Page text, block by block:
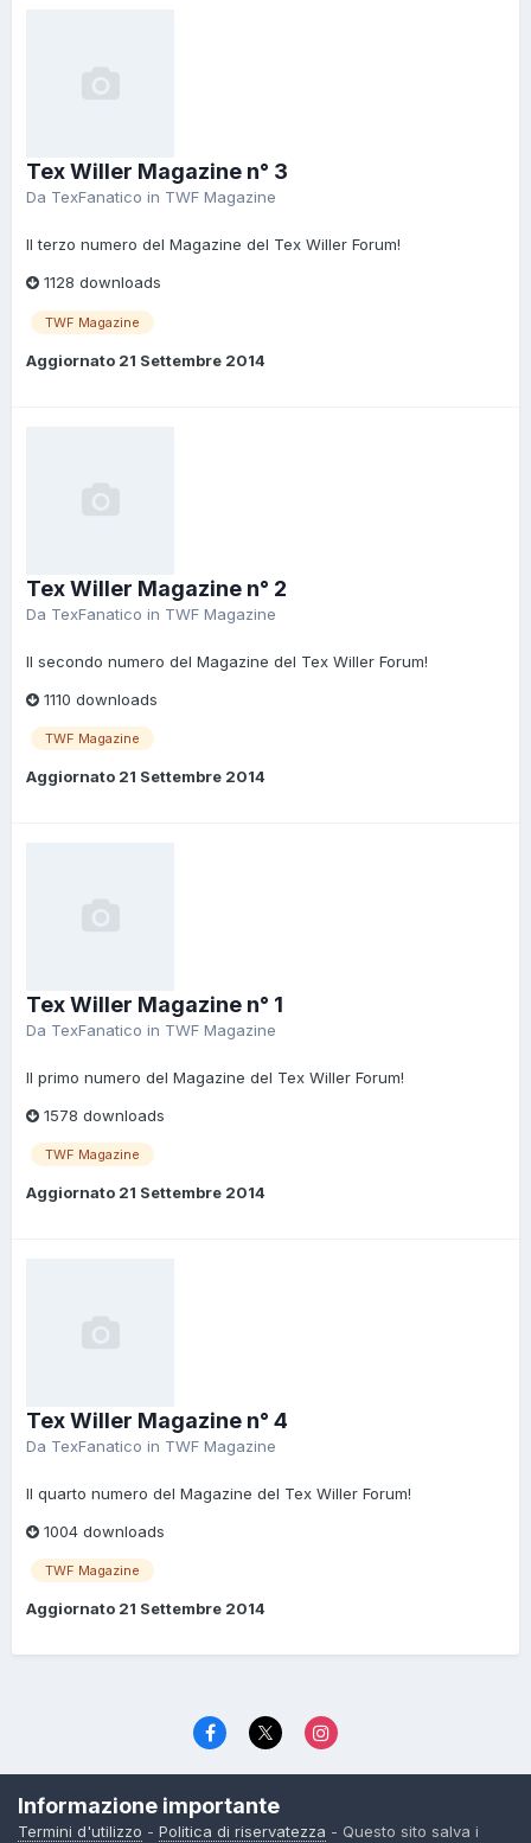
Tex Willer Magazine n° 3
Da TexFanatico in TWF Magazine
Il terzo numero del Magazine del Tex Willer Forum!
1128 downloads
TWF Magazine
Aggiornato 21 Settembre 2014
Tex Willer Magazine n° 2
Da TexFanatico in TWF Magazine
Il secondo numero del Magazine del Tex Willer Forum!
1110 downloads
TWF Magazine
Aggiornato 21 Settembre 2014
Tex Willer Magazine n° 1
Da TexFanatico in TWF Magazine
Il primo numero del Magazine del Tex Willer Forum!
1578 downloads
TWF Magazine
Aggiornato 21 Settembre 2014
Tex Willer Magazine n° 4
Da TexFanatico in TWF Magazine
Il quarto numero del Magazine del Tex Willer Forum!
1004 downloads
TWF Magazine
Aggiornato 21 Settembre 2014
© TexWillerForum dal 2006
Powered by Invision Community
Informazione importante
Termini d'utilizzo - Politica di riservatezza - Questo sito salva i